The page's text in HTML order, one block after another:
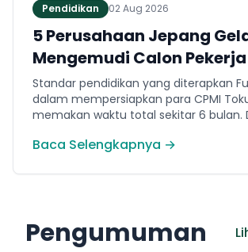
Pendidikan 02 Aug 2026
5 Perusahaan Jepang
Mengemudi Calon
Jembrana
Standar pendidikan yang diterapkan
dalam mempersiapkan para CPMI
memakan waktu total sekitar 6 bulan.
menguasai sejumlah kompetensi.
(internal Fuji Academy). Sertifikasi
Jepang.
Baca Selengkapnya →
Pengumuman